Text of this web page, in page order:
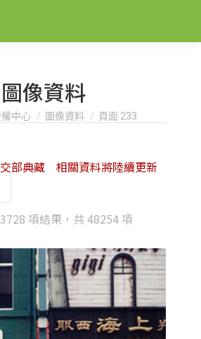
圖像資料
中心 圖像資料 頁面 233
項結果，共 48254 項
latest
部典藏 相關資料將陸續更新